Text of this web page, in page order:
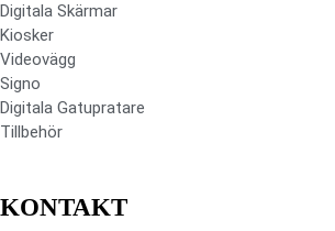
Digitala Skärmar
Kiosker
Videovägg
Signo
Digitala Gatupratare
Tillbehör
KONTAKT